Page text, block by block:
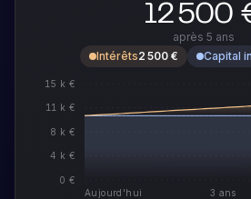
12 500
après 5 ans
Intérêts2 500 € Capital
0 €
4 k €
8 k €
11 k €
15 k €
Aujourd'hui 3 ans